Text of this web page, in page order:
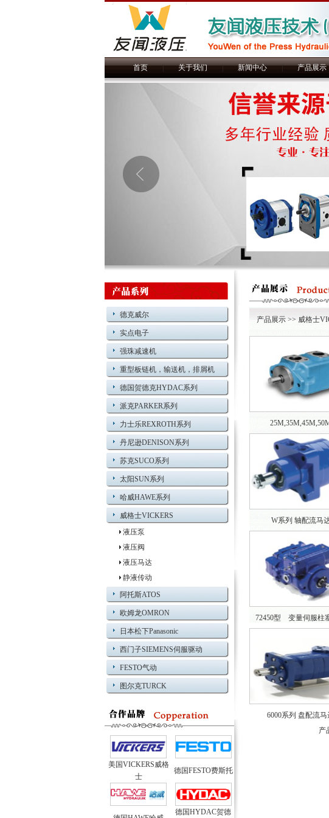
首页|关于我们|新闻中心|产品展示
德克威尔
实点电子
强珠减速机
重型板链机，输送机，排屑机
德国贺德克HYDAC系列
派克PARKER系列
力士乐REXROTH系列
丹尼逊DENISON系列
苏克SUCO系列
太阳SUN系列
哈威HAWE系列
威格士VICKERS
液压泵
液压阀
液压马达
静液传动
阿托斯ATOS
欧姆龙OMRON
日本松下Panasonic
西门子SIEMENS伺服驱动
FESTO气动
图尔克TURCK
美国VICKERS威格
士
德国FESTO费斯托
德国HYDAC贺德
产品展示>> 威格士
W系列 轴配流马
72450型 变量伺服柱
6000系列 盘配流马
产